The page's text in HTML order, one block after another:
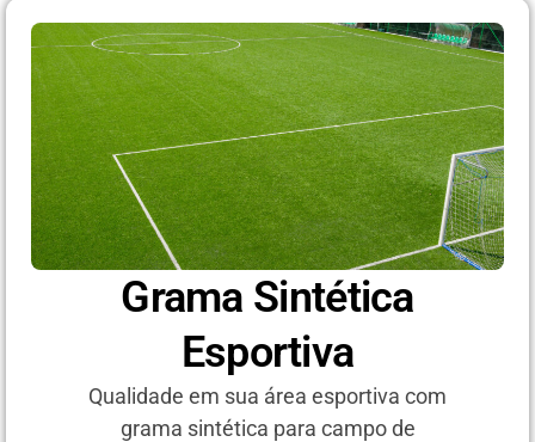
Grama Sintética
Esportiva
Qualidade em sua área esportiva com
grama sintética para campo de